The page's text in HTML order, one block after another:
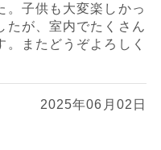
。子供も大変楽しかっ
たが、室内でたくさん
またどうぞよろしく
2025年06月02日